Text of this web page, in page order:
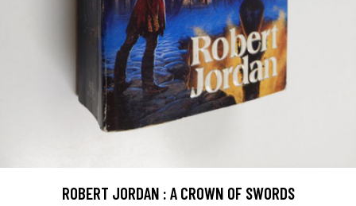
ROBERT JORDAN : A CROWN OF SWORDS